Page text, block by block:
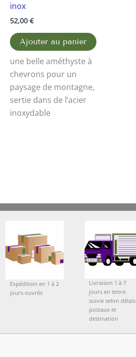
inox
52,00 €
Ajouter au panier
une belle améthyste à
chevrons pour un
paysage de montagne,
sertie dans de l’acier
inoxydable
Expédition en 1 à 2
jours ouvrés
Livraison 1 à 7
jours en lettre
suivie selon délais
postaux et
destination